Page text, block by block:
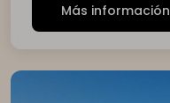
Más información